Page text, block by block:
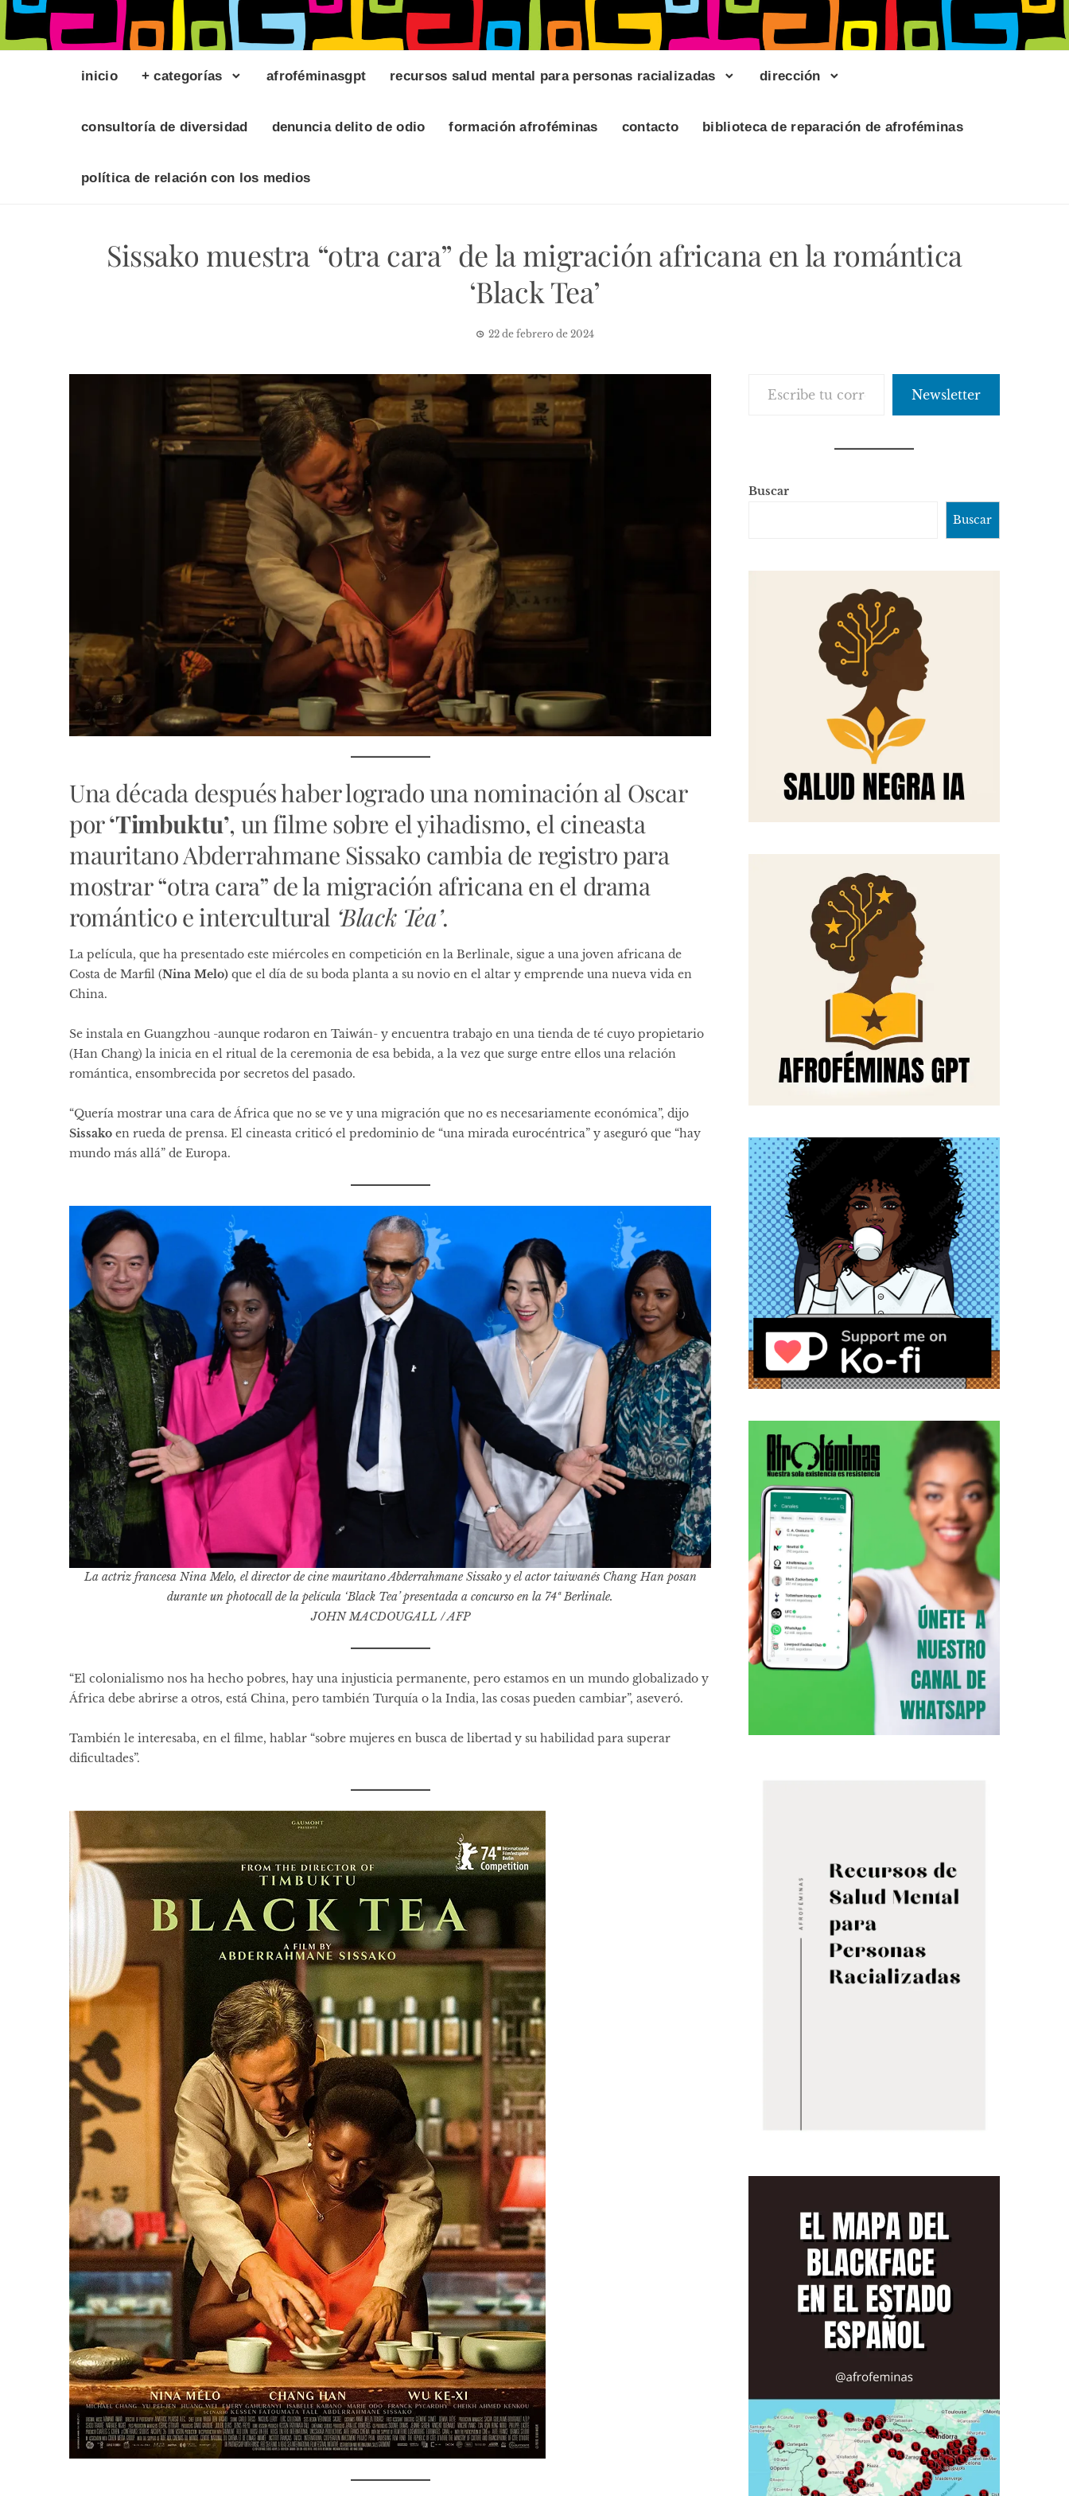
inicio + categorías afroféminasgpt recursos salud mental para personas racializadas dirección
consultoría de diversidad denuncia delito de odio formación afroféminas contacto biblioteca de reparación de afroféminas
política de relación con los medios
Sissako muestra “otra cara” de la migración africana en la romántica
‘Black Tea’
22 de febrero de 2024
Una década después haber logrado una nominación al Oscar
por‘Timbuktu’, un filme sobre el yihadismo, el cineasta
mauritano Abderrahmane Sissako cambia de registro para
mostrar “otra cara” de la migración africana en el drama
romántico e intercultural ‘Black Tea’.
La película, que ha presentado este miércoles en competición en la Berlinale, sigue a una joven africana de
Costa de Marfil (Nina Melo) que el día de su boda planta a su novio en el altar y emprende una nueva vida en
China.
Se instala en Guangzhou -aunque rodaron en Taiwán- y encuentra trabajo en una tienda de té cuyo propietario
(Han Chang) la inicia en el ritual de la ceremonia de esa bebida, a la vez que surge entre ellos una relación
romántica, ensombrecida por secretos del pasado.
“Quería mostrar una cara de África que no se ve y una migración que no es necesariamente económica”, dijo
Sissako en rueda de prensa. El cineasta criticó el predominio de “una mirada eurocéntrica” y aseguró que “hay
mundo más allá” de Europa.
La actriz francesa Nina Melo, el director de cine mauritano Abderrahmane Sissako y el actor taiwanés Chang Han posan
durante un photocall de la película ‘Black Tea’ presentada a concurso en la 74ª Berlinale.
JOHN MACDOUGALL / AFP
“El colonialismo nos ha hecho pobres, hay una injusticia permanente, pero estamos en un mundo globalizado y
África debe abrirse a otros, está China, pero también Turquía o la India, las cosas pueden cambiar”, aseveró.
También le interesaba, en el filme, hablar “sobre mujeres en busca de libertad y su habilidad para superar
dificultades”.
Newsletter
Buscar
Buscar